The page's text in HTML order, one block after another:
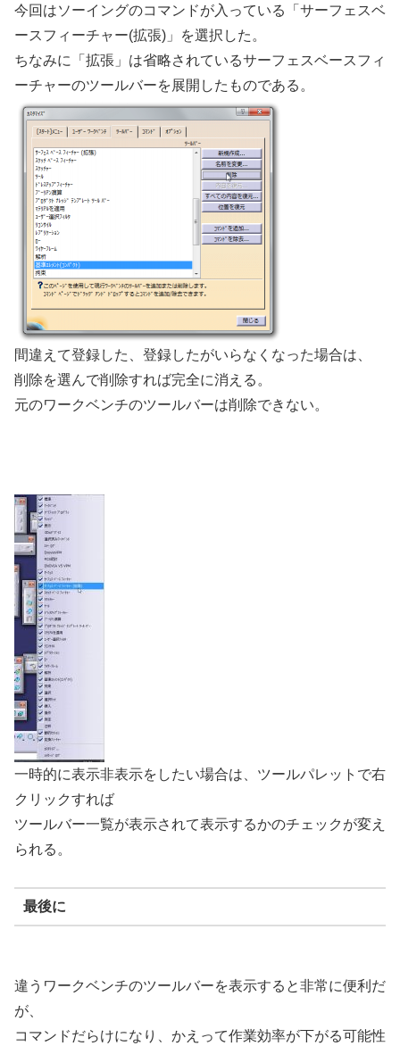
今回はソーイングのコマンドが入っている「サーフェスベ
ースフィーチャー(拡張)」を選択した。
ちなみに「拡張」は省略されているサーフェスベースフィ
ーチャーのツールバーを展開したものである。
間違えて登録した、登録したがいらなくなった場合は、
削除を選んで削除すれば完全に消える。
元のワークベンチのツールバーは削除できない。
一時的に表示非表示をしたい場合は、ツールパレットで右
クリックすれば
ツールバー一覧が表示されて表示するかのチェックが変え
られる。
最後に
違うワークベンチのツールバーを表示すると非常に便利だ
が、
コマンドだらけになり、かえって作業効率が下がる可能性